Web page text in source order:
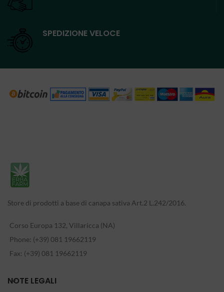
SPEDIZIONE VELOCE
Store di prodotti a base di canapa sativa Art.2 L.242/2016.
Corso Europa 132, Villaricca (NA)
Phone: (+39) 081 19662119
Fax: (+39) 081 19662119
NOTE LEGALI